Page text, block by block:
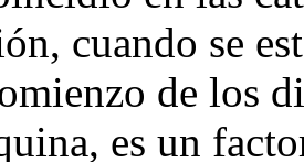
cuando se
de los
es un